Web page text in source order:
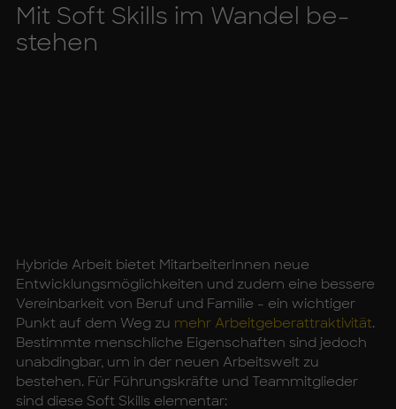
Mit Soft Skills im Wan­del be­
ste­hen
Hybride Arbeit bietet MitarbeiterInnen neue
Entwicklungsmöglichkeiten und zudem eine bessere
Vereinbarkeit von Beruf und Familie - ein wichtiger
Punkt auf dem Weg zu mehr Arbeitgeberattraktivität.
Bestimmte menschliche Eigenschaften sind jedoch
unabdingbar, um in der neuen Arbeitswelt zu
bestehen. Für Führungskräfte und Teammitglieder
sind diese Soft Skills elementar: